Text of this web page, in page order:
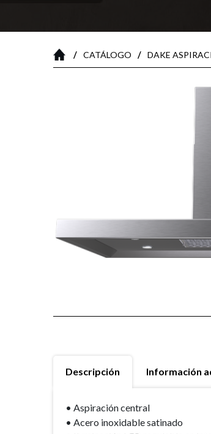
/ CATÁLOGO / DAKE
Descripción Información
• Aspiración central
• Acero inoxidable satinado